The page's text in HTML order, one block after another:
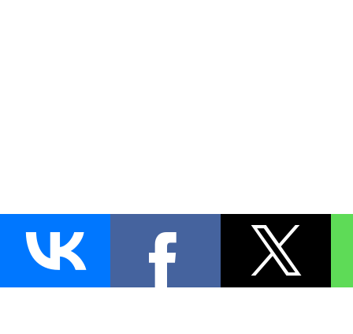
AUTO BLOKIRATOR
+7 (495) 255-04-60 ПОИСК ЗАМКА УСТАНОВКА